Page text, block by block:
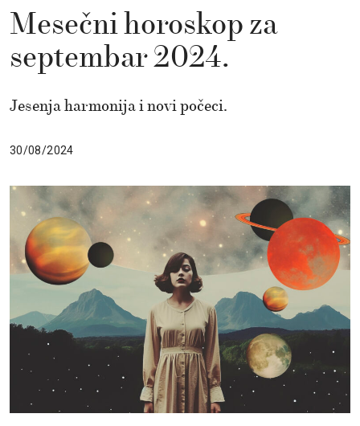
Mesečni horoskop za
septembar 2024.
Jesenja harmonija i novi počeci.
30/08/2024